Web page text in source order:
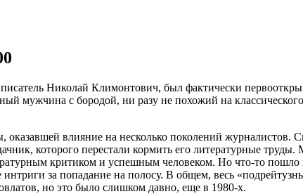
Николай Климонтович, был фактически
мужчина с бородой, ни разу не похожий на классического
влияние на несколько поколений журналистов.
которого перестали кормить его литературные
критиком и успешным человеком. Но что-то пошло
за попадание на полосу. В общем, весь
но это было слишком давно, еще в 1980-х.